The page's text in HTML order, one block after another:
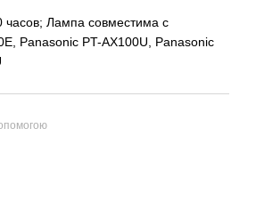
Лампа совместима с
Panasonic PT-AX100U, Panasonic